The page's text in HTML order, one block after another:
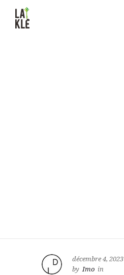
décembre 4, 2023
by Imo in